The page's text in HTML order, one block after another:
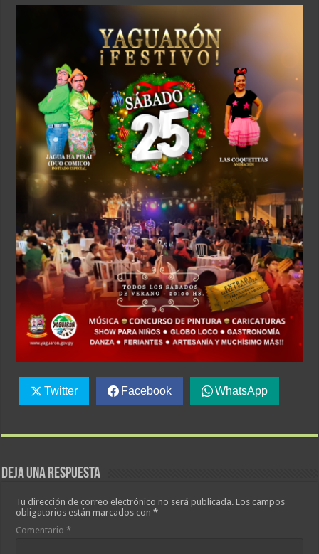
Twitter Facebook WhatsApp
Deja una respuesta
Tu dirección de correo electrónico no será publicada. Los campos
obligatorios están marcados con*
Comentario*